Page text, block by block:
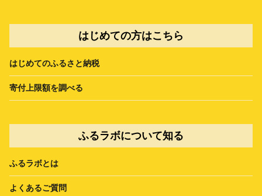
はじめての方はこちら
はじめてのふるさと納税
寄付上限額を調べる
ふるラボについて知る
ふるラボとは
よくあるご質問